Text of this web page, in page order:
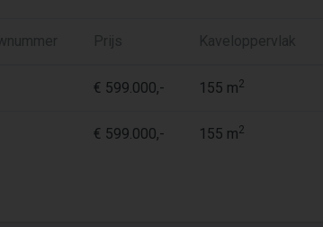
Prijs Kaveloppervlak
€ 599.000,- 155 m2
€ 599.000,- 155 m2